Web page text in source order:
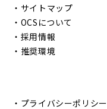
・ サイトマップ
・ OCSについて
・ 採用情報
・ 推奨環境
・ プライバシーポリシー